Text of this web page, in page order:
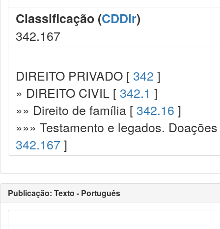
Classificação (CDDir)
342.167
DIREITO PRIVADO [ 342 ]
» DIREITO CIVIL [ 342.1 ]
»» Direito de família [ 342.16 ]
»»» Testamento e legados.
342.167 ]
Publicação: Texto - Português